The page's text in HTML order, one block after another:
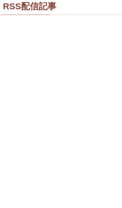
RSS配信記事